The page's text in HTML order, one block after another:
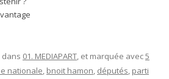
01. MEDIAPART, et marquée avec5
nationale, bnoit hamon, députés, parti